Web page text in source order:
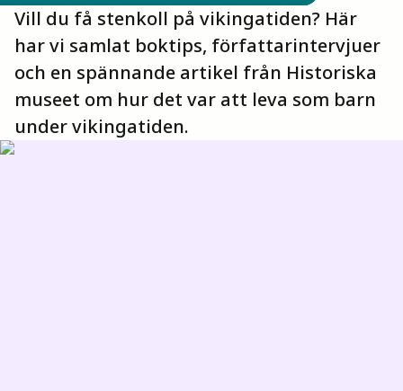
Hitta mer
Sök
Vill du få stenkoll på vikingatiden? Här
har vi samlat boktips, författarintervjuer
och en spännande artikel från Historiska
museet om hur det var att leva som barn
under vikingatiden.